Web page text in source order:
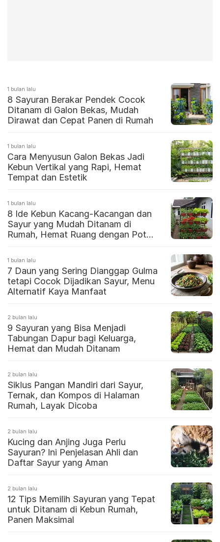
1 bulan lalu
8 Sayuran Berakar Pendek Cocok
Ditanam di Galon Bekas, Mudah
Dirawat dan Cepat Panen di Rumah
1 bulan lalu
Cara Menyusun Galon Bekas Jadi
Kebun Vertikal yang Rapi, Hemat
Tempat dan Estetik
1 bulan lalu
8 Ide Kebun Kacang-Kacangan dan
Sayur yang Mudah Ditanam di
Rumah, Hemat Ruang dengan Pot
1 bulan lalu
7 Daun yang Sering Dianggap Gulma
tetapi Cocok Dijadikan Sayur, Menu
Alternatif Kaya Manfaat
2 bulan lalu
9 Sayuran yang Bisa Menjadi
Tabungan Dapur bagi Keluarga,
Hemat dan Mudah Ditanam
2 bulan lalu
Siklus Pangan Mandiri dari Sayur,
Ternak, dan Kompos di Halaman
Rumah, Layak Dicoba
2 bulan lalu
Kucing dan Anjing Juga Perlu
Sayuran? Ini Penjelasan Ahli dan
Daftar Sayur yang Aman
2 bulan lalu
12 Tips Memilih Sayuran yang Tepat
untuk Ditanam di Kebun Rumah,
Panen Maksimal